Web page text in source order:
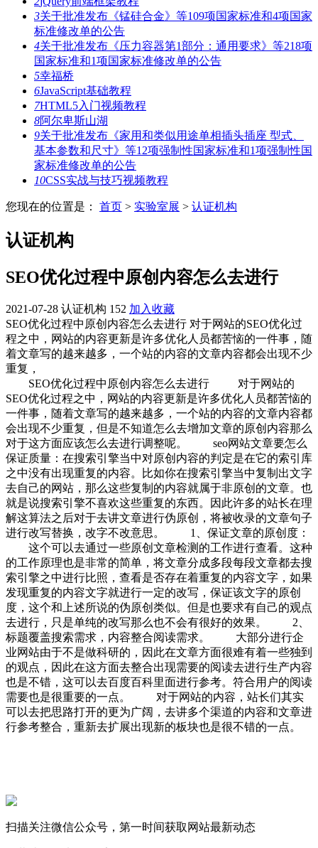
3关于批准发布《锰硅合金》等109项国家标准和4项国家
标准修改单的公告
4关于批准发布《压力容器第1部分：通用要求》等218项
国家标准和1项国家标准修改单的公告
5幸福桥
6JavaScript基础教程
7HTML5入门视频教程
8阿尔卑斯山湖
9关于批准发布《家用和类似用途单相插头插座 型式、
基本参数和尺寸》等12项强制性国家标准和1项强制性国
家标准修改单的公告
10CSS实战与技巧视频教程
您现在的位置是： 首页 > 实验室展 > 认证机构
认证机构
SEO优化过程中原创内容怎么去进行
2021-07-28 认证机构 152 加入收藏
SEO优化过程中原创内容怎么去进行 对于网站的SEO优化过
程之中，网站的内容更新是许多优化人员都苦恼的一件事，随
着文章写的越来越多，一个站的内容的文章内容都会出现不少
重复，
SEO优化过程中原创内容怎么去进行
对于网站的
SEO优化过程之中，网站的内容更新是许多优化人员都苦恼的
一件事，随着文章写的越来越多，一个站的内容的文章内容都
会出现不少重复，但是不知道怎么去增加文章的原创内容那么
对于这方面应该怎么去进行调整呢。 seo网站文章要怎么
保证质量：在搜索引擎当中对原创内容的判定是在它的索引库
之中没有出现重复的内容。比如你在搜索引擎当中复制出文字
去自己的网站，那么这些复制的内容就属于非原创的文章。也
就是说搜索引擎不喜欢这些重复的东西。因此许多的站长在理
解这算法之后对于去讲文章进行伪原创，将被收录的文章句子
进行改写替换，改字不改意思。 1、保证文章的原创度：
这个可以去通过一些原创文章检测的工作进行查看。这种
的工作原理也是非常的简单，将文章分成多段每段文章都去搜
索引擎之中进行比照，查看是否存在着重复的内容文字，如果
发现重复的内容文字就进行一定的改写，保证该文字的原创
度，这个和上述所说的伪原创类似。但是也要求有自己的观点
去进行，只是单纯的改写那么也不会有很好的效果。 2、
标题覆盖搜索需求，内容整合阅读需求。 大部分进行企
业网站由于不是做科研的，因此在文章方面很难有着一些独到
的观点，因此在这方面去整合出现需要的阅读去进行生产内容
也是不错，这可以去百度百科里面进行参考。符合用户的阅读
需要也是很重要的一点。 对于网站的内容，站长们其实
可以去把思路打开的更为广阔，去讲多个渠道的内容和文章进
行参考整合，重新去扩展出现新的板块也是很不错的一点。
扫描关注微信公众号，第一时间获取网站最新动态